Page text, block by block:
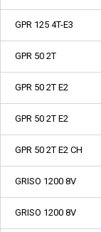
GPR 125 4T-E3
GPR 50 2T
GPR 50 2T E2
GPR 50 2T E2
GPR 50 2T E2 CH
GRISO 1200 8V
GRISO 1200 8V